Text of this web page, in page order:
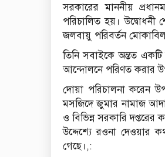
সরকারের মাননীয়
পরিচালিত হয়। উদ্বোধনী
জলবায়ু পরিবর্তন
তিনি সবাইকে অন্তত
আন্দোলনে পরিণত করার
দোয়া পরিচালনা করেন
মসজিদে জুমার নামাজ
ও বিভিন্ন সরকারি দপ্তরের
উদ্দেশ্যে রওনা দেওয়ার
গেছে।,: